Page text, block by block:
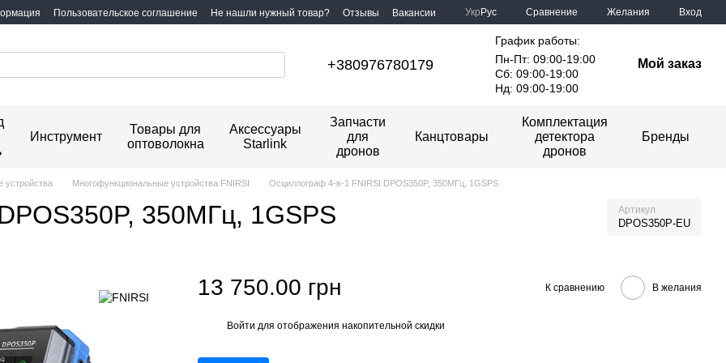
Пользовательское соглашение Не нашли нужный товар? Отзывы Вакансии Укр Рус Сравнение Желания Вход
+380976780179
График работы:
Пн-Пт: 09:00-19:00
Сб: 09:00-19:00
Нд: 09:00-19:00
Мой заказ
Инструмент
Товары для
оптоволокна
Аксессуары
Starlink
Запчасти
для
дронов
Канцтовары
Комплектация
детектора
дронов
Бренды
устройства Многофункциональные устройства FNIRSI Осциллограф 4-в-1 FNIRSI DPOS350P, 350МГц, 1GSPS
350МГц, 1GSPS Артикул
DPOS350P-EU
13 750.00 грн К сравнению В желания
Войти для отображения накопительной скидки